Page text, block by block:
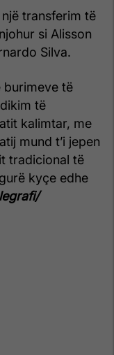
transferim të
si Alisson
Silva.
të
të
kalimtar, me
mund t’i jepen
tradicional të
kyçe edhe